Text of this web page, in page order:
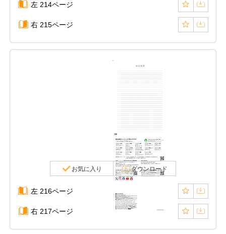
左 214ページ
右 215ページ
お気に入り ダウンロード
左 216ページ
右 217ページ